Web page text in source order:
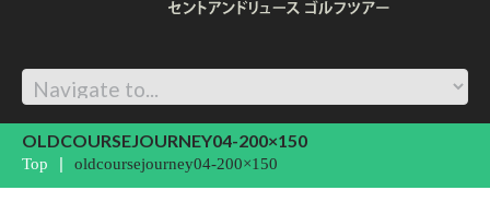
OLDCOURSEJOURNEY04-200×150
Top oldcoursejourney04-200×150